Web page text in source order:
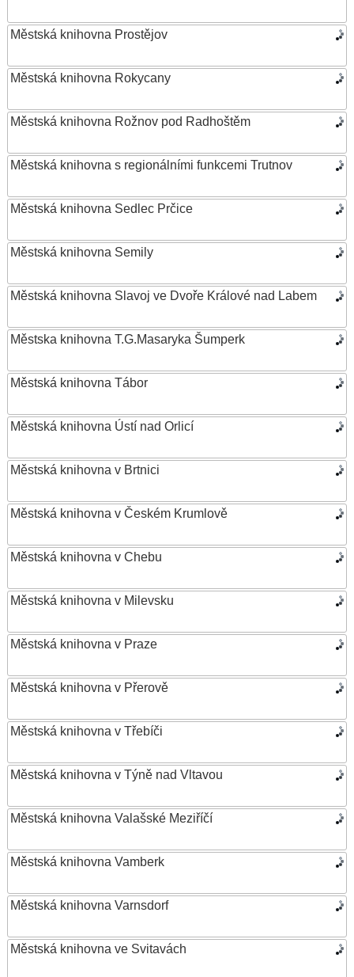
Městská knihovna Prostějov
Městská knihovna Rokycany
Městská knihovna Rožnov pod Radhoštěm
Městská knihovna s regionálními funkcemi Trutnov
Městská knihovna Sedlec Prčice
Městská knihovna Semily
Městská knihovna Slavoj ve Dvoře Králové nad Labem
Městska knihovna T.G.Masaryka Šumperk
Městská knihovna Tábor
Městská knihovna Ústí nad Orlicí
Městská knihovna v Brtnici
Městská knihovna v Českém Krumlově
Městská knihovna v Chebu
Městská knihovna v Milevsku
Městská knihovna v Praze
Městská knihovna v Přerově
Městská knihovna v Třebíči
Městská knihovna v Týně nad Vltavou
Městská knihovna Valašské Meziříčí
Městská knihovna Vamberk
Městská knihovna Varnsdorf
Městská knihovna ve Svitavách